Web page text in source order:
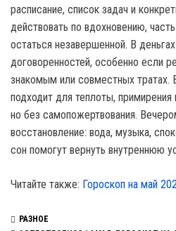
расписание, список задач и
действовать по вдохновению,
остаться незавершенной. В
договоренностей, особенно если
знакомым или совместных тратах.
подходит для теплоты, примирения
но без самопожертвования.
восстановление: вода, музыка,
сон помогут вернуть внутреннюю
Читайте также: Гороскоп на май
РАЗНОЕ